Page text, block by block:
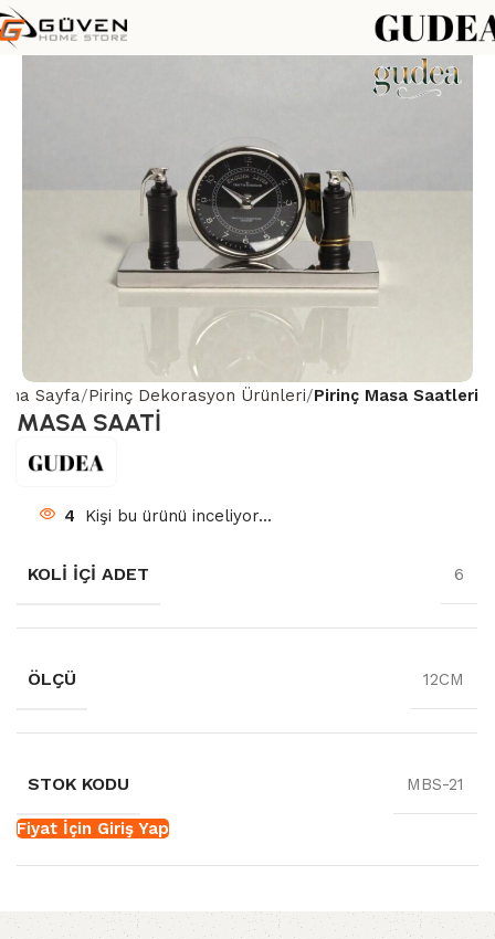
Sayfa Pirinç Dekorasyon Ürünleri Pirinç Masa Saatleri
MASA SAATİ
4 Kişi bu ürünü inceliyor...
KOLI İÇI ADET 6
ÖLÇÜ 12CM
STOK KODU MBS-21
Fiyat İçin Giriş Yap